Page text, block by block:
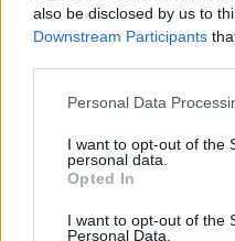
also be disclosed by us to
Downstream Participants
Please note that this
not limited to your visit or
grant or deny consent to
use your data for below
consent section.
Personal Data
I want to opt-out of the
personal data.
Opted In
I want to opt-out of the
Personal Data.
Σχόλια
Φωτιά στο Μουζάκι
- Μεγάλη κινητοποίηση
είσοδο του χωριού